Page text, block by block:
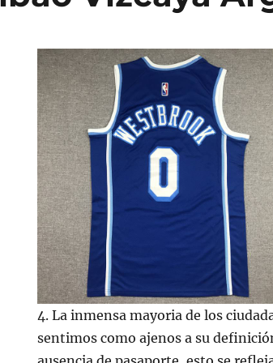
4. La inmensa mayoria de los
sentimos como ajenos a su